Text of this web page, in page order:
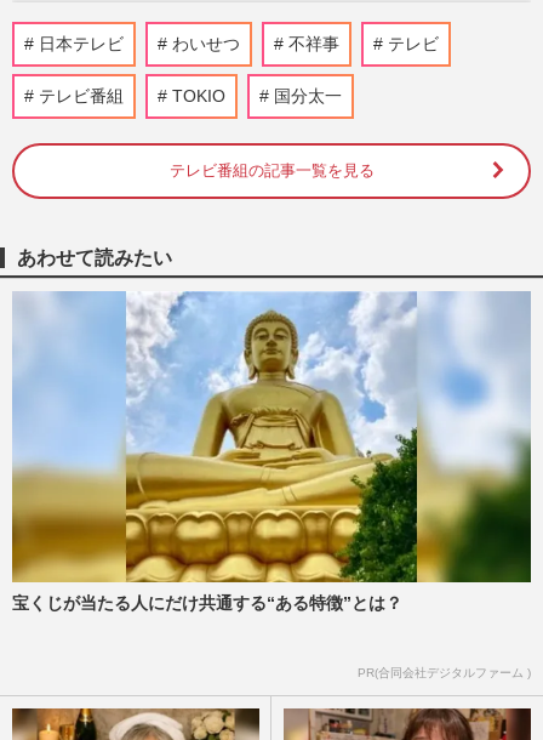
【ザ！鉄腕！DASH!!】日テレが松岡昌宏
に謝罪！ 番組終了危機に上層部が焦った
真相《2026年8月Choice》
『週刊女性』編集部
山田涼介が『一次元の挿し木』で魅せる新
境地「キラキラしたフィルターが1枚外れ
週刊女性2026年8月11日号
SixTONES・ジェシー、綾瀬はるかとの熱
愛報道から2年も「結婚計画はいったん白
紙」“待たせ続ける”グルー…
週刊女性2026年8月11日号 2026/7/30
SixTONES『24時間テレビ』着用コナンT
シャツの“カラー変更”が続き「どれを買え
ば…」ファンを惑わす日テ…
週刊女性PRIME
森三中・黒沢かずこ、『有吉の壁』で
日本テレビ わいせつ 不祥事 テレビ
テレビ番組 TOKIO 国分太一
テレビ番組の記事一覧を見る
あわせて読みたい
宝くじが当たる人にだけ共通する“ある特徴”とは？
PR(合同会社デジタルファーム )